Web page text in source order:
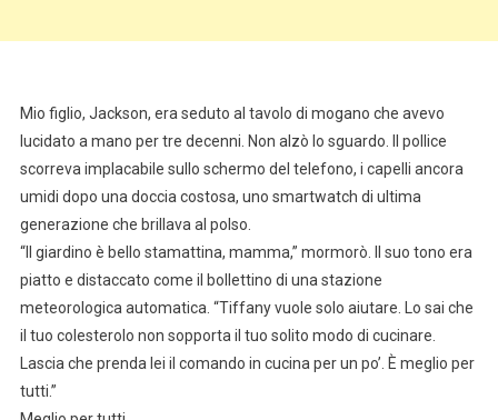
Mio figlio, Jackson, era seduto al tavolo di mogano che avevo
lucidato a mano per tre decenni. Non alzò lo sguardo. Il pollice
scorreva implacabile sullo schermo del telefono, i capelli ancora
umidi dopo una doccia costosa, uno smartwatch di ultima
generazione che brillava al polso.
“Il giardino è bello stamattina, mamma,” mormorò. Il suo tono era
piatto e distaccato come il bollettino di una stazione
meteorologica automatica. “Tiffany vuole solo aiutare. Lo sai che
il tuo colesterolo non sopporta il tuo solito modo di cucinare.
Lascia che prenda lei il comando in cucina per un po’. È meglio per
tutti.”